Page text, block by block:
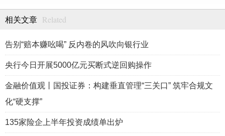
相关文章 Related
告别“赔本赚吆喝” 反内卷的风吹向银行业
央行今日开展5000亿元买断式逆回购操作
金融价值观丨国投证券：构建垂直管理“三关口” 筑牢合规文
化“硬支撑”
135家险企上半年投资成绩单出炉